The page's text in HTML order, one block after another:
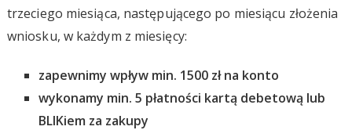
trzeciego miesiąca, następującego po miesiącu złożenia
wniosku, w każdym z miesięcy:
zapewnimy wpływ min. 1500 zł na konto
wykonamy min. 5 płatności kartą debetową lub
BLIKiem za zakupy